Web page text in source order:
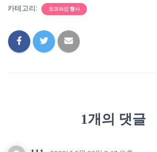
카테고리: 오프라인 행사
1개의 댓글